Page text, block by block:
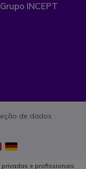
INCEPT
de dados
e profissionais